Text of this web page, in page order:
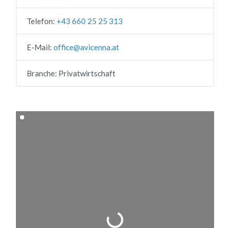
Telefon: +43 660 25 25 313
E-Mail: office@avicenna.at
Branche: Privatwirtschaft
Wird geladen …